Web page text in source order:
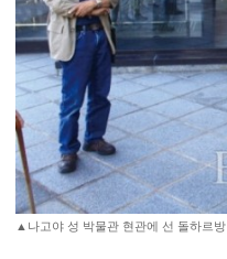
▲나고야 성 박물관 현관에 선 돌하르방